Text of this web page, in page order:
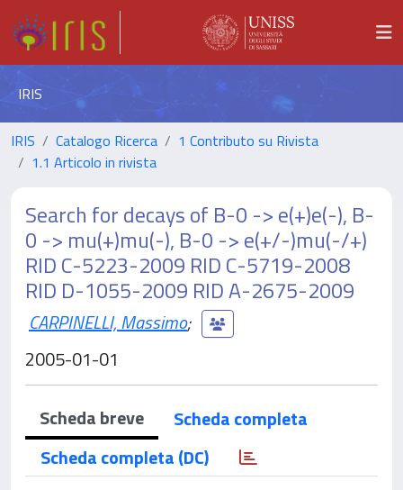
IRIS
IRIS Catalogo Ricerca
1 Contributo su Rivista
1.1 Articolo in rivista
Search for decays of B-0 -> e(+)e(-), B-
0 -> mu(+)mu(-), B-0 -> e(+/-)mu(-/+)
RID C-5223-2009 RID C-5719-2008
RID D-1055-2009 RID A-2675-2009
CARPINELLI, Massimo;
2005-01-01
Scheda breve
Scheda completa
Scheda completa (DC)